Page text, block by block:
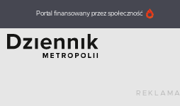
Portal finansowany przez społeczność
REKLAMA